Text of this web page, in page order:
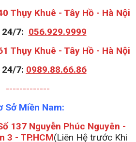
Thụy Khuê - Tây Hồ - Hà Nội
7: 056.929.9999
Thụy Khuê - Tây Hồ - Hà Nội
7: 0989.88.66.86
-------------
Sở Miền Nam:
137 Nguyễn Phúc Nguyên -
3 - TP.HCM(Liên Hệ trước Khi